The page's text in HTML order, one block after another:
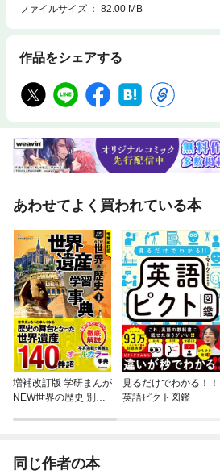
ファイルサイズ
82.00 MB
作品をシェアする
あわせてよく買われている本
増補改訂版 学研まんが
NEW世界の歴史 別巻
見るだけでわかる！！
英語ピクト図鑑
同じ作者の本